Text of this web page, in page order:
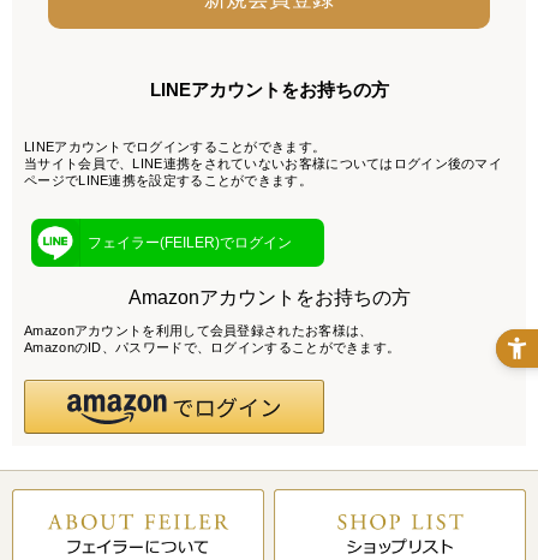
LINEアカウントをお持ちの方
LINEアカウントでログインすることができます。
当サイト会員で、LINE連携をされていないお客様についてはログイン後のマイ
ページでLINE連携を設定することができます。
フェイラー(FEILER)でログイン
Amazonアカウントをお持ちの方
Amazonアカウントを利用して会員登録されたお客様は、
AmazonのID、パスワードで、ログインすることができます。